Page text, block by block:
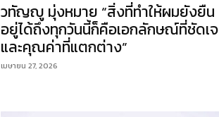
วทัญญู มุ่งหมาย “สิ่งที่ทำให้ผมยังยืน
อยู่ได้ถึงทุกวันนี้ก็คือเอกลักษณ์ที่ชัดเ
และคุณค่าที่แตกต่าง”
เมษายน 27, 2026